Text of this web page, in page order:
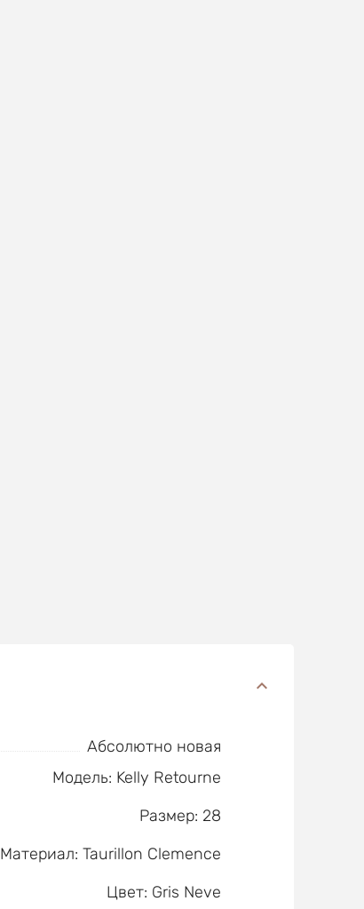
Абсолютно новая
Модель: Kelly Retourne
Размер: 28
Материал: Taurillon Clemence
Цвет: Gris Neve